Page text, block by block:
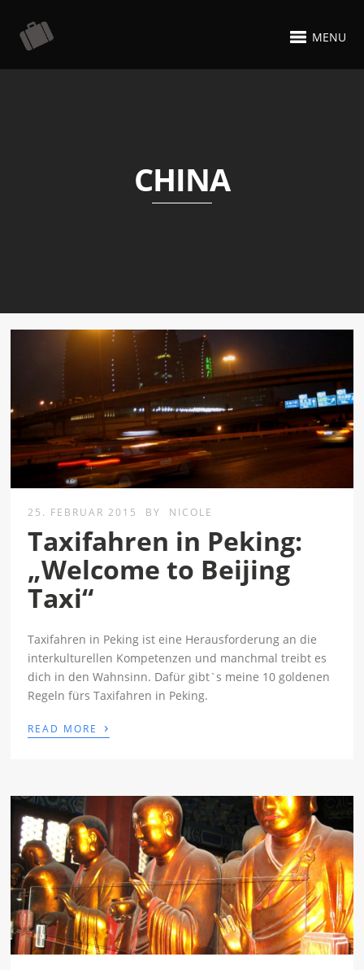
MENU
CHINA
25. FEBRUAR 2015 BY NICOLE
Taxifahren in Peking:
„Welcome to Beijing
Taxi“
Taxifahren in Peking ist eine Herausforderung an die
interkulturellen Kompetenzen und manchmal treibt es
dich in den Wahnsinn. Dafür gibt`s meine 10 goldenen
Regeln fürs Taxifahren in Peking.
READ MORE ›